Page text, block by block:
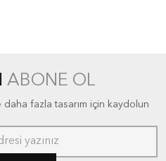
ABONE OL
fazla tasarım için kaydolun